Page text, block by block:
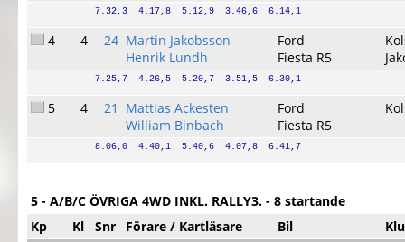
7.32,3  4.17,8  5.12,9  3.46,6  6.14,1
4 4 24 Martin Jakobsson
Henrik Lundh
Ford
Fiesta R5
7.25,7  4.26,5  5.20,7  3.51,5  6.30,1
5 4 21
Mattias Ackesten
William Binbach
Ford
Fiesta R5
8.06,0  4.40,1  5.40,6  4.07,8  6.41,7
5 - A/B/C ÖVRIGA 4WD INKL. RALLY3. - 8 startande
Kp
Kl Snr Förare / Kartläsare Bil